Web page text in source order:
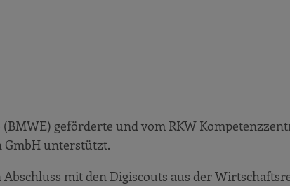
geförderte und vom RKW
GmbH unterstützt.
mit den Digiscouts aus der